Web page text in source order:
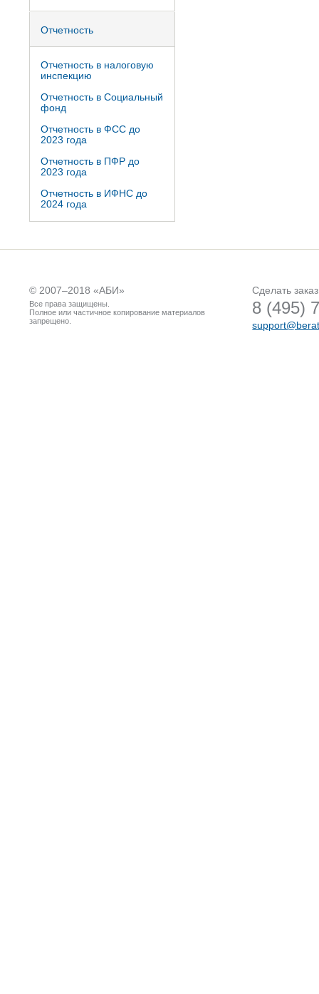
Отчетность
Отчетность в налоговую
инспекцию
Отчетность в Социальный
фонд
Отчетность в ФСС до
2023 года
Отчетность в ПФР до
2023 года
Отчетность в ИФНС до
2024 года
© 2007–2018 «АБИ»
Все права защищены.
Полное или частичное копирование материалов
запрещено.
Сделать
8 (495)